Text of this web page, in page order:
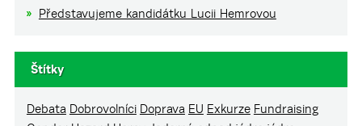
Představujeme kandidátku Lucii Hemrovou
Štítky
Debata Dobrovolníci Doprava EU Exkurze Fundraising